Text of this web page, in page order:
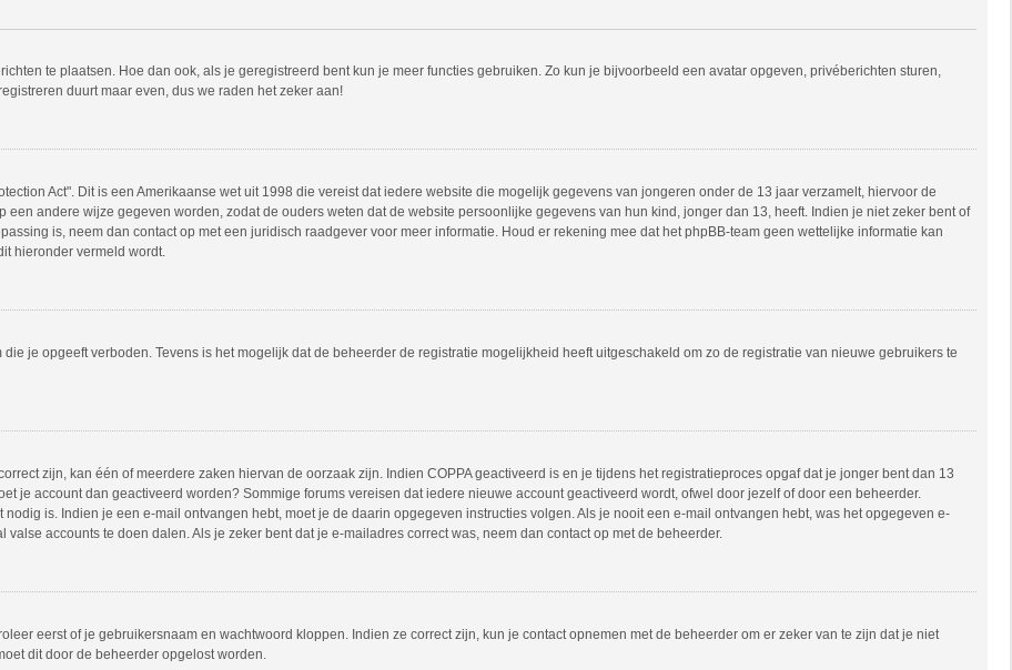
te plaatsen. Hoe dan ook, als je geregistreerd bent kun je meer functies gebruiken. Zo kun je bijvoorbeeld een avatar opgeven, privéberichten sturen,
duurt maar even, dus we raden het zeker aan!
Act". Dit is een Amerikaanse wet uit 1998 die vereist dat iedere website die mogelijk gegevens van jongeren onder de 13 jaar verzamelt, hiervoor de
andere wijze gegeven worden, zodat de ouders weten dat de website persoonlijke gegevens van hun kind, jonger dan 13, heeft. Indien je niet zeker bent of
is, neem dan contact op met een juridisch raadgever voor meer informatie. Houd er rekening mee dat het phpBB-team geen wettelijke informatie kan
hieronder vermeld wordt.
je opgeeft verboden. Tevens is het mogelijk dat de beheerder de registratie mogelijkheid heeft uitgeschakeld om zo de registratie van nieuwe gebruikers te
zijn, kan één of meerdere zaken hiervan de oorzaak zijn. Indien COPPA geactiveerd is en je tijdens het registratieproces opgaf dat je jonger bent dan 13
je account dan geactiveerd worden? Sommige forums vereisen dat iedere nieuwe account geactiveerd wordt, ofwel door jezelf of door een beheerder.
is. Indien je een e-mail ontvangen hebt, moet je de daarin opgegeven instructies volgen. Als je nooit een e-mail ontvangen hebt, was het opgegeven e-
accounts te doen dalen. Als je zeker bent dat je e-mailadres correct was, neem dan contact op met de beheerder.
eerst of je gebruikersnaam en wachtwoord kloppen. Indien ze correct zijn, kun je contact opnemen met de beheerder om er zeker van te zijn dat je niet
dit door de beheerder opgelost worden.